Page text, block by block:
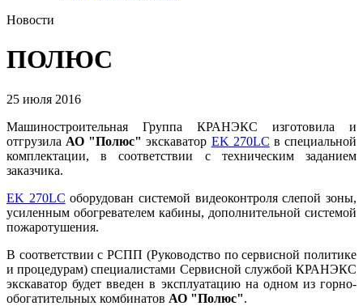
Новости
ПОЛЮС
25 июля 2016
Машиностроительная Группа КРАНЭКС изготовила и
отгрузила АО "Полюс" экскаватор EK 270LC в специальной
комплектации, в соответствии с техническим заданием
заказчика.
EK 270LC оборудован системой видеоконтроля слепой зоны,
усиленным обогревателем кабины, дополнительной системой
пожаротушения.
В соответствии с РСПП (Руководство по сервисной политике
и процедурам) специалистами Сервисной службой КРАНЭКС
экскаватор будет введен в эксплуатацию на одном из горно-
обогатительных комбинатов АО "Полюс".